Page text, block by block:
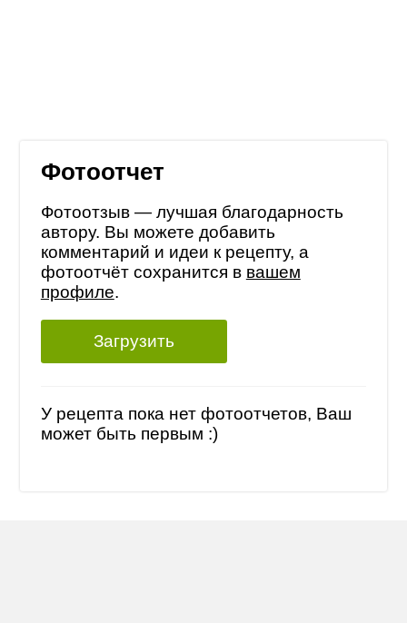
Фотоотчет
Фотоотзыв — лучшая благодарность
автору. Вы можете добавить
комментарий и идеи к рецепту, а
фотоотчёт сохранится в вашем
профиле.
Загрузить
У рецепта пока нет фотоотчетов, Ваш
может быть первым :)